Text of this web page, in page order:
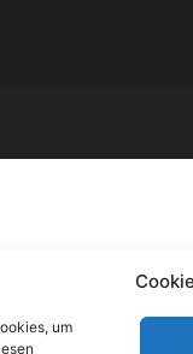
um